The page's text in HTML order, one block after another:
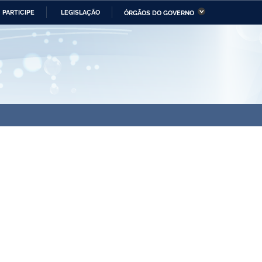
PARTICIPE LEGISLAÇÃO ÓRGÃOS DO GOVERNO
da Economia Ministério da Infraestrutura